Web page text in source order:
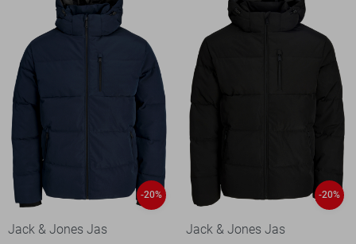
-20%
Jack & Jones Jas
-20%
Jack & Jones Jas